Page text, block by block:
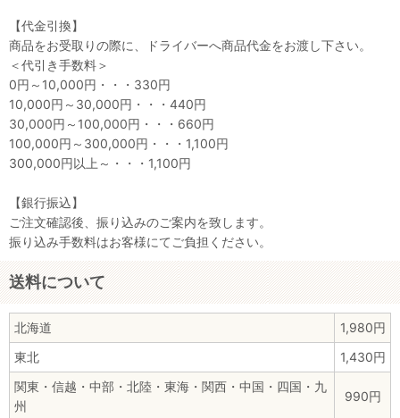
【代金引換】
商品をお受取りの際に、ドライバーへ商品代金をお渡し下さい。
＜代引き手数料＞
0円～10,000円・・・330円
10,000円～30,000円・・・440円
30,000円～100,000円・・・660円
100,000円～300,000円・・・1,100円
300,000円以上～・・・1,100円
【銀行振込】
ご注文確認後、振り込みのご案内を致します。
振り込み手数料はお客様にてご負担ください。
送料について
北海道
1,980円
東北
1,430円
関東・信越・中部・北陸・東海・関西・中国・四国・九
州
990円